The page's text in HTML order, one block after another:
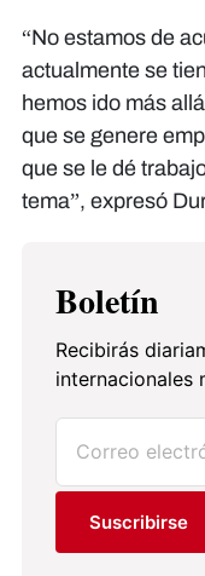
“No estamos de
actualmente se
hemos ido más
que se genere
que se le dé
tema”, expresó
Boletín
Recibirás
internacionales
Suscribirse